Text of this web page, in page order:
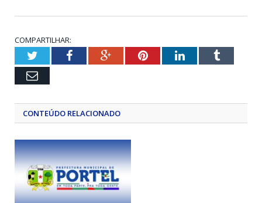
COMPARTILHAR:
TwitterFacebookGoogle+PinterestLinkedInTumblr
Email
CONTEÚDO RELACIONADO